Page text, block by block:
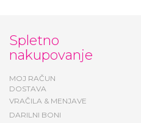
Spletno
nakupovanje
MOJ RAČUN
DOSTAVA
VRAČILA & MENJAVE
DARILNI BONI